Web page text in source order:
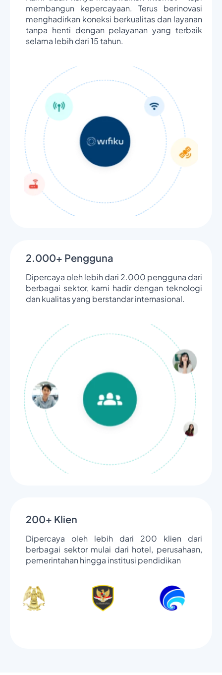
membangun kepercayaan. Terus berinovasi
menghadirkan koneksi berkualitas dan layanan
tanpa henti dengan pelayanan yang terbaik
selama lebih dari 15 tahun.
2.000+ Pengguna
Dipercaya oleh lebih dari 2.000 pengguna dari
berbagai sektor, kami hadir dengan teknologi
dan kualitas yang berstandar internasional.
200+ Klien
Dipercaya oleh lebih dari 200 klien dari
berbagai sektor mulai dari hotel, perusahaan,
pemerintahan hingga institusi pendidikan